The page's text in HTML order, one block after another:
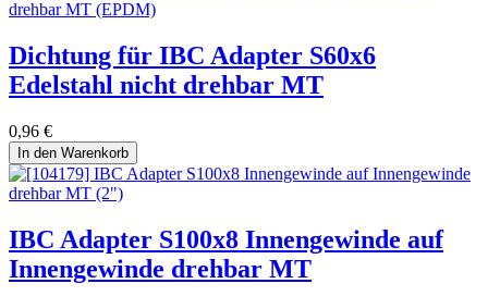
Dichtung für IBC Adapter S60x6
Edelstahl nicht drehbar MT
0,96 €
In den Warenkorb
IBC Adapter S100x8 Innengewinde auf
Innengewinde drehbar MT